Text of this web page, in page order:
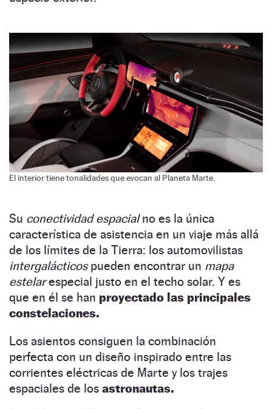
El interior tiene tonalidades que evocan al Planeta Marte.
Su conectividad espacialno es la única
característica de asistencia en un viaje más allá
de los límites de la Tierra: los automovilistas
intergalácticos pueden encontrar un mapa
estelarespecial justo en el techo solar. Y es
que en él se han proyectado las principales
constelaciones.
Los asientos consiguen la combinación
perfecta con un diseño inspirado entre las
corrientes eléctricas de Marte y los trajes
espaciales de los astronautas.